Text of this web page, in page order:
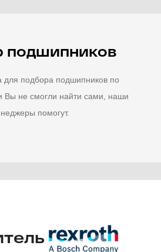
подшипников
подбора подшипников по
Вы не смогли найти сами, наши
помогут.